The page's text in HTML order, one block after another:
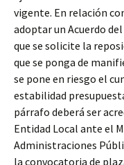
vigente. En relación
adoptar un Acuerdo
que se solicite la
que se ponga de
se pone en riesgo el
estabilidad
párrafo deberá ser
Entidad Local ante el
Administraciones
la convocatoria de